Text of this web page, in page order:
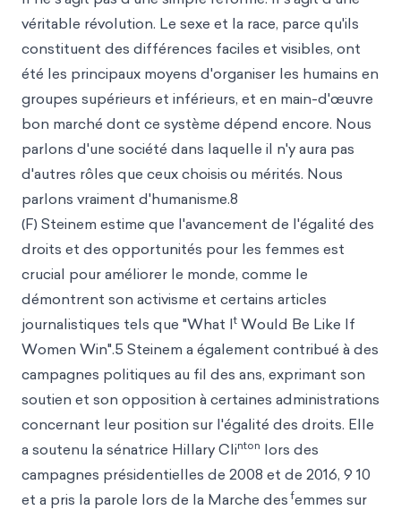
véritable révolution. Le sexe et la race, parce qu'ils
constituent des différences faciles et visibles, ont
été les principaux moyens d'organiser les humains en
groupes supérieurs et inférieurs, et en main-d'œuvre
bon marché dont ce système dépend encore. Nous
parlons d'une société dans laquelle il n'y aura pas
d'autres rôles que ceux choisisou mérités. Nous
parlons vraiment d'humanisme.8
(F) Steinem estime que l'avancement de l'égalité des
droits et des opportunités pour les femmes est
crucial pour améliorer le monde, comme le
démontrent son activisme et certains articles
journalistiques tels que "What It Would Be Like If
Women Win".5 Steinem a également contribué à des
campagnes politiques au fil des ans, exprimant son
soutien et son opposition à certaines administrations
concernant leur position sur l'égalité des droits. Elle
a soutenu la sénatrice Hillary Clinton lors des
campagnes présidentielles de 2008 et de 2016, 9 10
et a pris la parole lors de la Marche desfemmes sur